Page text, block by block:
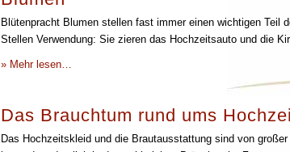
Blütenpracht Blumen stellen fast immer einen wichtigen Teil
Stellen Verwendung: Sie zieren das Hochzeitsauto und die
» Mehr lesen…
Das Brauchtum rund ums
Das Hochzeitskleid und die Brautausstattung sind von